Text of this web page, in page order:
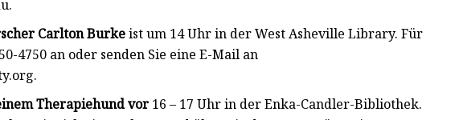
Carlton Burkeist um 14 Uhr in der West Asheville Library. Für
4750 an oder senden Sie eine E-Mail an
.
Therapiehund vor 16 – 17 Uhr in der Enka-Candler-Bibliothek.